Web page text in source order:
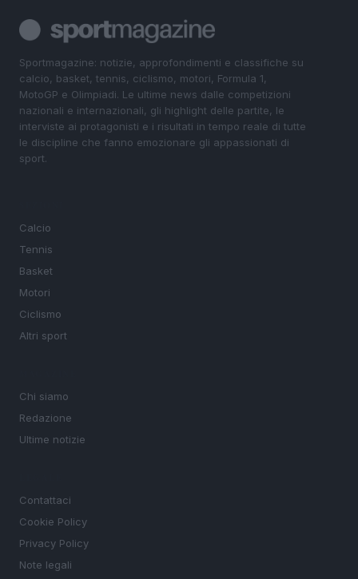
Sportmagazine: notizie, approfondimenti e classifiche su
calcio, basket, tennis, ciclismo, motori, Formula 1,
MotoGP e Olimpiadi. Le ultime news dalle competizioni
nazionali e internazionali, gli highlight delle partite, le
interviste ai protagonisti e i risultati in tempo reale di tutte
le discipline che fanno emozionare gli appassionati di
sport.
Calcio
Tennis
Basket
Motori
Ciclismo
Altri sport
Chi siamo
Redazione
Ultime notizie
Contattaci
Cookie Policy
Privacy Policy
Note legali